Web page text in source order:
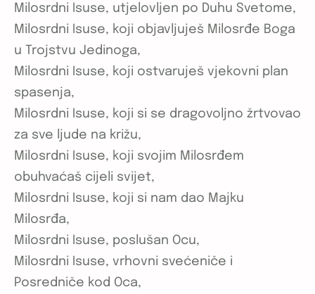
Milosrdni Isuse, utjelovljen po Duhu Svetome,
Milosrdni Isuse, koji objavljuješ Milosrđe Boga
u Trojstvu Jedinoga,
Milosrdni Isuse, koji ostvaruješ vjekovni plan
spasenja,
Milosrdni Isuse, koji si se dragovoljno žrtvovao
za sve ljude na križu,
Milosrdni Isuse, koji svojim Milosrđem
obuhvaćaš cijeli svijet,
Milosrdni Isuse, koji si nam dao Majku
Milosrđa,
Milosrdni Isuse, poslušan Ocu,
Milosrdni Isuse, vrhovni svećeniče i
Posredniče kod Oca,